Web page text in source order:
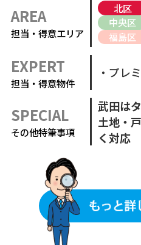
AREA
担当・得意エリア
北区
中央区
福島区
EXPERT
担当・得意物件
・プレ
SPECIAL
その他特筆事項
武田は
土地・
く対応